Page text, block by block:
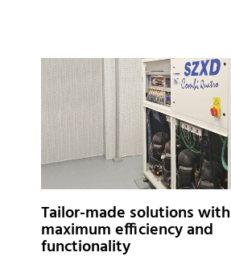
Tailor-made solutions with
maximum efficiency and
functionality